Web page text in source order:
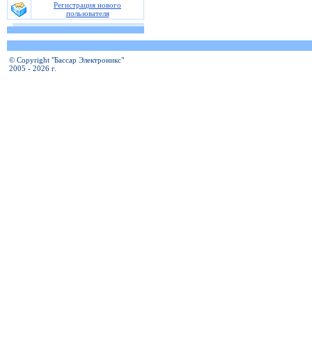
Регистрация нового
пользователя
© Copyright "Бассар Электроникс"
2005 - 2026 г.